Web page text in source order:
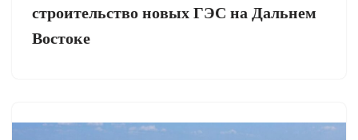
строительство новых ГЭС на Дальнем
Востоке